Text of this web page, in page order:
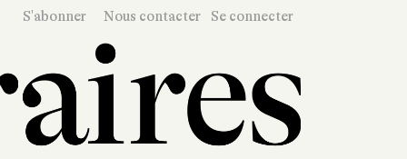
S'abonner Nous contacter Se connecter